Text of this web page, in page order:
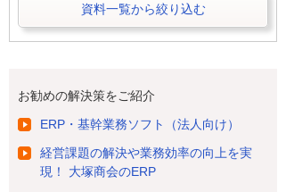
資料一覧から絞り込む
お勧めの解決策をご紹介
ERP・基幹業務ソフト（法人向け）
経営課題の解決や業務効率の向上を実
現！ 大塚商会のERP